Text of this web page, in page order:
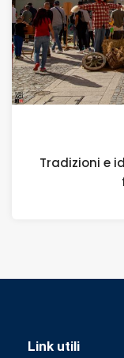
Tradizioni e
Link utili